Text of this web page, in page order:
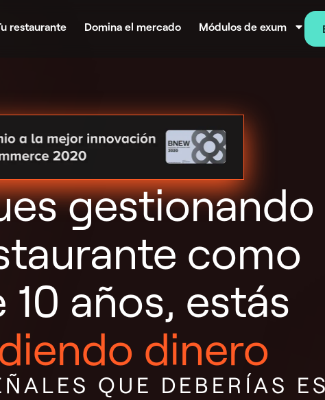
restaurante Domina el mercado Módulos de exum
gestionando
como
10 años, estás
dinero
QUE DEBERÍAS